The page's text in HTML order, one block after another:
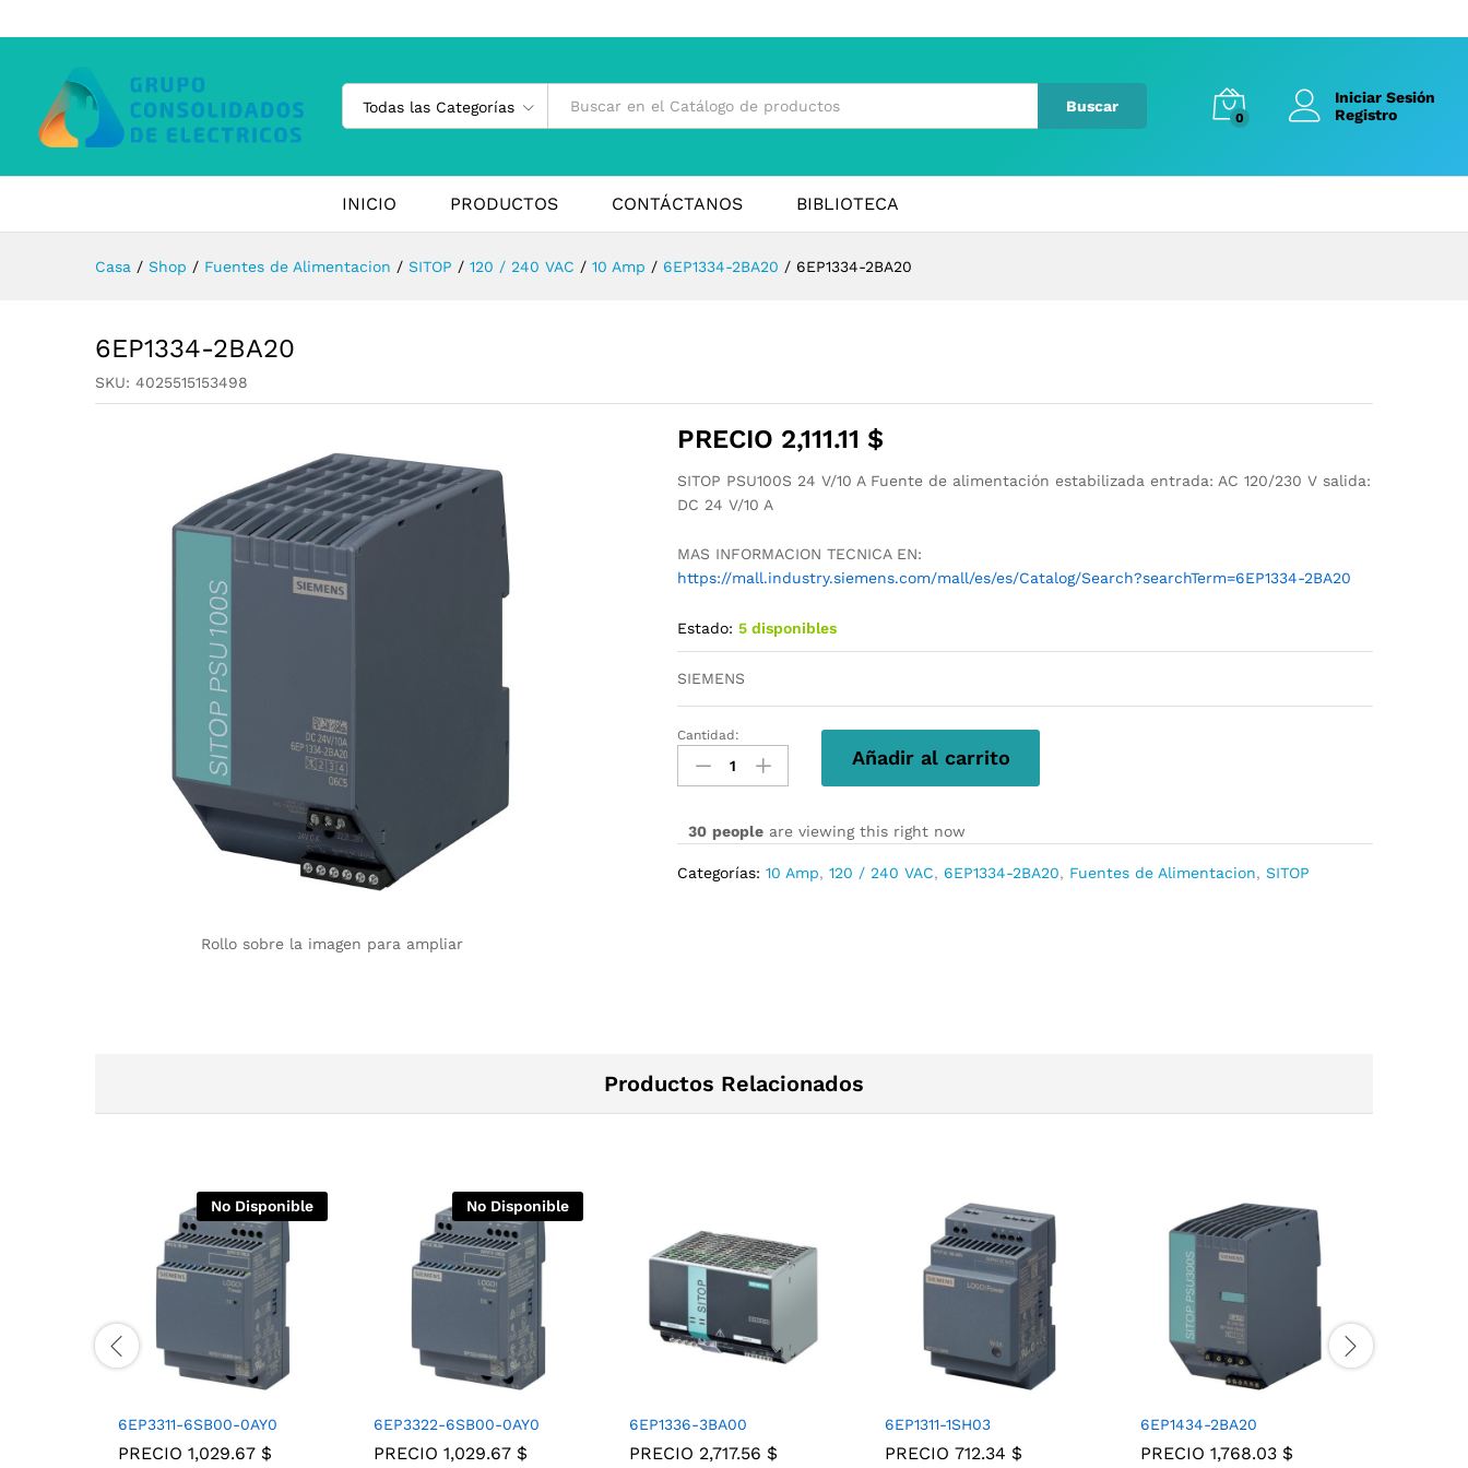
Todas las Categorías Buscar
0
Iniciar Sesión
Registro
INICIO PRODUCTOS CONTÁCTANOS BIBLIOTECA
Casa / Shop / Fuentes de Alimentacion / SITOP / 120 / 240 VAC / 10 Amp / 6EP1334-2BA20 / 6EP1334-2BA20
6EP1334-2BA20
SKU: 4025515153498
Rollo sobre la imagen para ampliar
PRECIO 2,111.11 $
SITOP PSU100S 24 V/10 A Fuente de alimentación estabilizada entrada: AC 120/230 V salida:
DC 24 V/10 A
MAS INFORMACION TECNICA EN:
https://mall.industry.siemens.com/mall/es/es/Catalog/Search?searchTerm=6EP1334-2BA20
Estado: 5 disponibles
SIEMENS
6EP1334-
2BA20
cantidad
Cantidad:
Añadir al carrito
30 people are viewing this right now
Categorías:10 Amp,120 / 240 VAC, 6EP1334-2BA20, Fuentes de Alimentacion,SITOP
Productos Relacionados
No Disponible
6EP3311-6SB00-0AY0
PRECIO 1,029.67 $
No Disponible
6EP3322-6SB00-0AY0
PRECIO 1,029.67 $
6EP1336-3BA00
PRECIO 2,717.56 $
6EP1311-1SH03
PRECIO 712.34 $
6EP1434-2BA20
PRECIO 1,768.03 $